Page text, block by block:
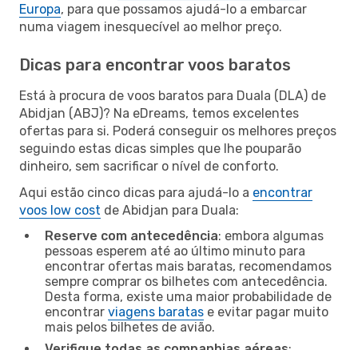
Europa, para que possamos ajudá-lo a embarcar
numa viagem inesquecível ao melhor preço.
Dicas para encontrar voos baratos
Está à procura de voos baratos para Duala (DLA) de
Abidjan (ABJ)? Na eDreams, temos excelentes
ofertas para si. Poderá conseguir os melhores preços
seguindo estas dicas simples que lhe pouparão
dinheiro, sem sacrificar o nível de conforto.
Aqui estão cinco dicas para ajudá-lo a encontrar
voos low cost de Abidjan para Duala:
Reserve com antecedência: embora algumas
pessoas esperem até ao último minuto para
encontrar ofertas mais baratas, recomendamos
sempre comprar os bilhetes com antecedência.
Desta forma, existe uma maior probabilidade de
encontrar viagens baratas e evitar pagar muito
mais pelos bilhetes de avião.